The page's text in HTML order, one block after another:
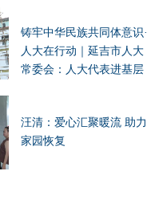
铸牢中华民族共同体意识·
人大在行动｜延吉市人大
常委会：人大代表进基层
汪清：爱心汇聚暖流 助力
家园恢复